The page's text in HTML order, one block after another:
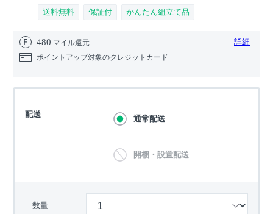
送料無料 保証付 かんたん組立て品
480 マイル還元 詳細
ポイントアップ対象のクレジットカード
配送 通常配送
開梱・設置配送
数量